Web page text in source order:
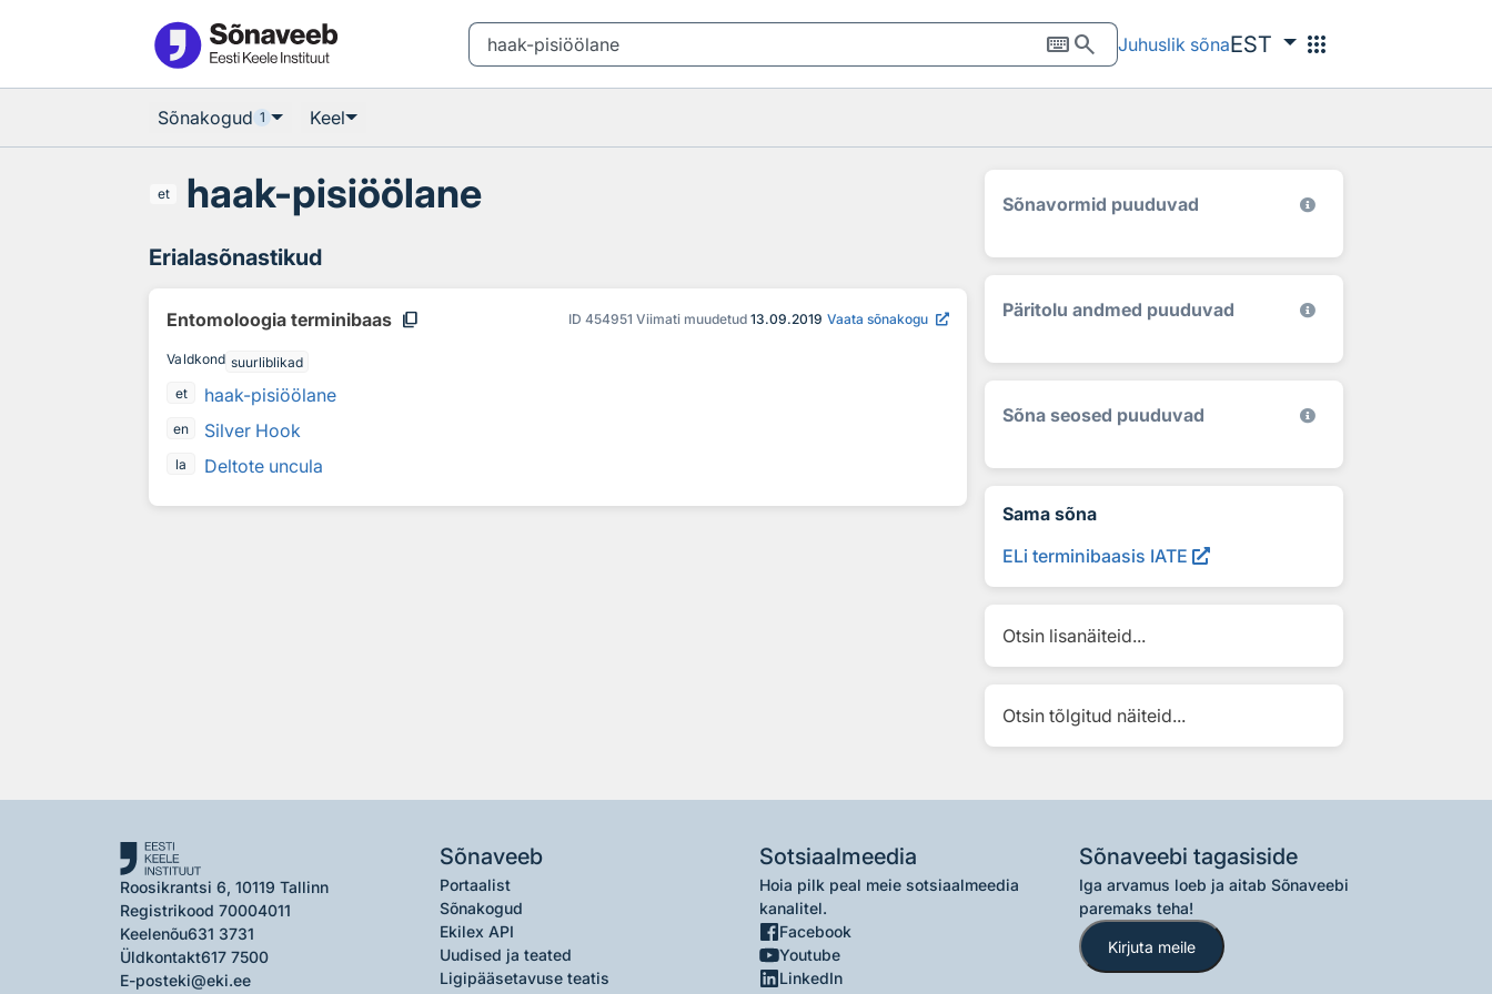
keyboardsearch Juhuslik sõnaEST apps
Sõnakogud 1 Keel
et haak-pisiöölane
Erialasõnastikud
Entomoloogia terminibaas content_copy ID 454951 Viimati muudetud 13.09.2019 Vaata sõnakogu
Valdkond suurliblikad
et
haak-pisiöölane
en Silver Hook
la Deltote uncula
Sõnavormid puuduvad
Päritolu andmed puuduvad
Sõna seosed puuduvad
Sama sõna
ELi terminibaasis IATE
Otsin lisanäiteid...
Otsin tõlgitud näiteid...
Roosikrantsi 6, 10119 Tallinn
Registrikood 70004011
Keelenõu631 3731
Üldkontakt617 7500
E-posteki@eki.ee
Sõnaveeb
Portaalist
Sõnakogud
Ekilex API
Uudised ja teated
Ligipääsetavuse teatis
Sotsiaalmeedia
Hoia pilk peal meie sotsiaalmeedia
kanalitel.
Facebook
Youtube
LinkedIn
Sõnaveebi tagasiside
Iga arvamus loeb ja aitab Sõnaveebi
paremaks teha!
Kirjuta meile